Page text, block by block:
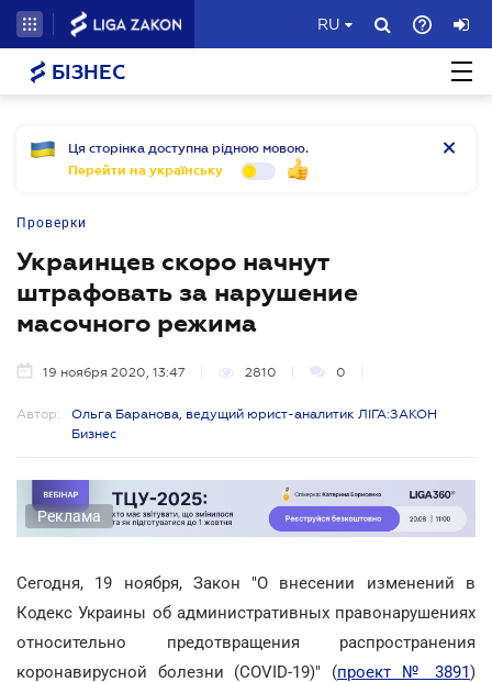
RU
БІЗНЕС
Ця сторінка доступна рідною мовою.
Перейти на українську
Проверки
Украинцев скоро начнут
штрафовать за нарушение
масочного режима
19 ноября 2020, 13:47 2810 0
Автор:
Ольга Баранова, ведущий юрист-аналитик ЛІГА:ЗАКОН
Бизнес
Реклама
Сегодня, 19 ноября, Закон "О внесении изменений в
Кодекс Украины об административных правонарушениях
относительно предотвращения распространения
коронавирусной болезни (COVID-19)"
(проект № 3891)